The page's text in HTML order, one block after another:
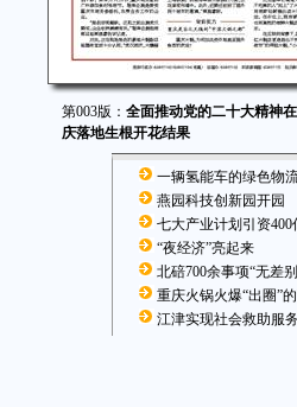
第003版： 全面推动党的二十大精神
庆落地生根开花结果
一辆氢能车的绿色物
燕园科技创新园开园
七大产业计划引资400
“夜经济”亮起来
北碚700余事项“无差
重庆火锅火爆“出圈”
江津实现社会救助服